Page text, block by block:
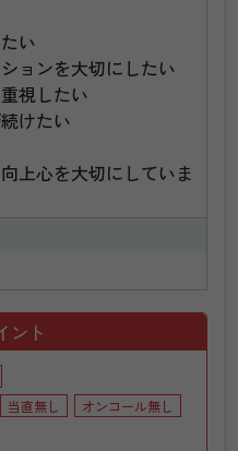
い
ョンを大切にしたい
視したい
けたい
上心を大切にしていま
ント
当直無し
オンコール無し